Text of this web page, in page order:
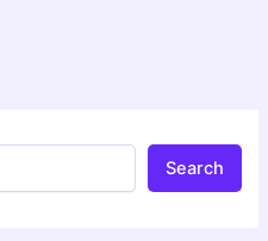
Search